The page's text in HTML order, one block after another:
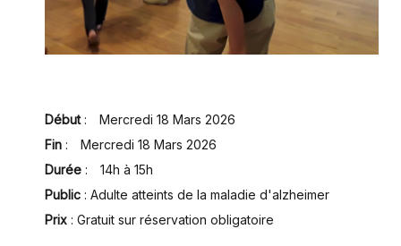
Début:
Mercredi 18 Mars 2026
Fin :
Mercredi 18 Mars 2026
Durée :
14h à 15h
Public : Adulte atteints de la maladie d'alzheimer
Prix : Gratuit sur réservation obligatoire